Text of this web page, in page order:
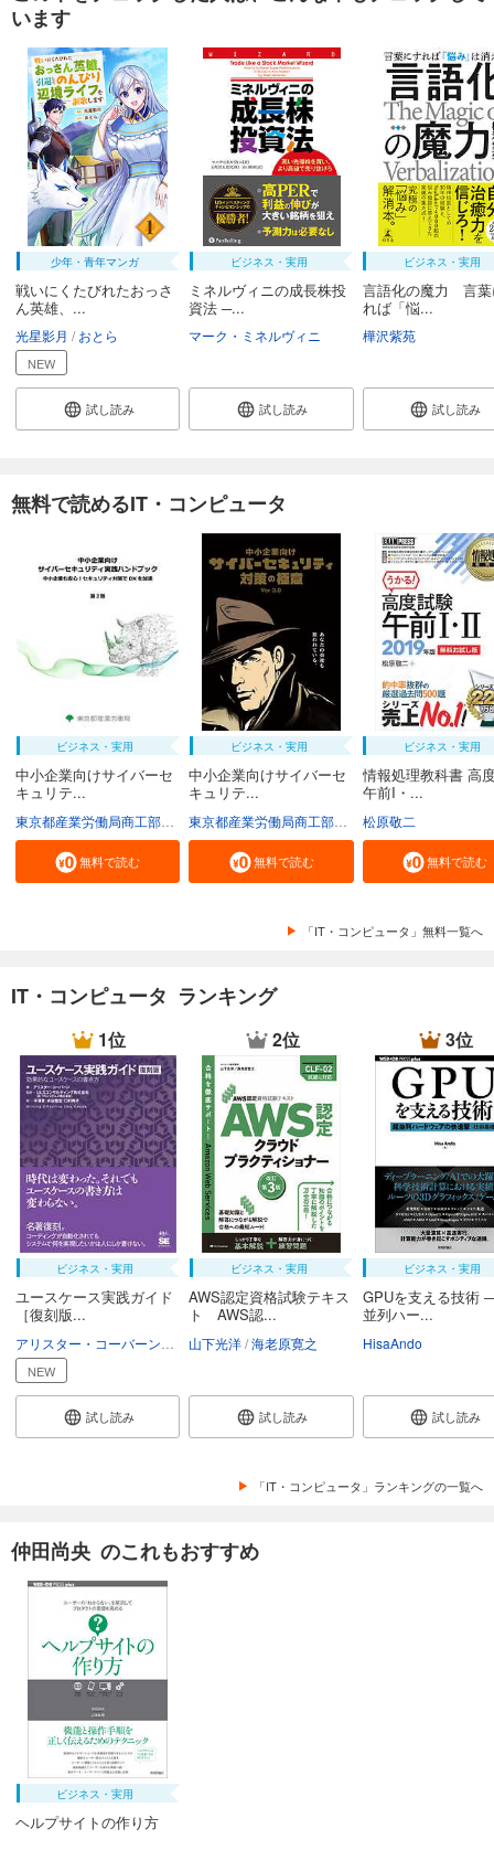
います
少年・青年マンガ
戦いにくたびれたおっさ
ん英雄、...
光星影月 おとら
NEW
試し読み
ビジネス・実用
ミネルヴィニの成長株投
資法 ─...
マーク・ミネルヴィニ
試し読み
ビジネス・実用
言語化の魔力 言葉
れば「悩...
樺沢紫苑
試し読み
無料で読めるIT・コンピュータ
ビジネス・実用
中小企業向けサイバーセ
キュリテ...
無料で読む
ビジネス・実用
中小企業向けサイバーセ
キュリテ...
無料で読む
ビジネス・実用
情報処理教科書 高
午前I・...
松原敬二
無料で読む
「IT・コンピュータ」無料一覧へ
IT・コンピュータ ランキング
1位
ビジネス・実用
ユースケース実践ガイド
［復刻版...
ULSコンサルティング 平澤章 水谷雅宏
NEW
試し読み
2位
ビジネス・実用
AWS認定資格試験テキス
ト AWS認...
山下光洋 海老原寛之
試し読み
3位
ビジネス・実用
GPUを支える技術
並列ハー...
HisaAndo
試し読み
「IT・コンピュータ」ランキングの一覧へ
仲田尚央 のこれもおすすめ
ビジネス・実用
ヘルプサイトの作り方